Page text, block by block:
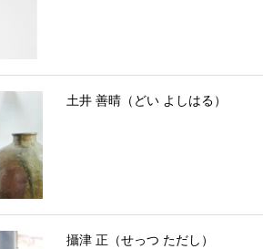
土井 善晴（どい よしはる）
攝津 正（せっつ ただし）